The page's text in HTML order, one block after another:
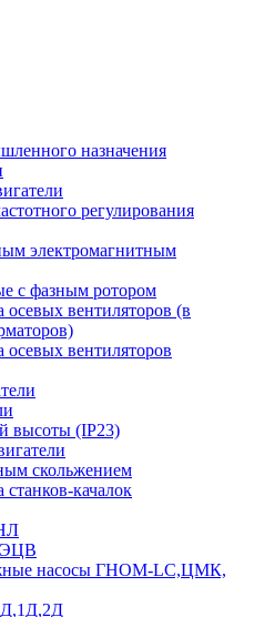
назначения
регулирования
электромагнитным
с фазным ротором
осевых вентиляторов (в
осевых вентиляторов
высоты (IP23)
скольжением
качалок
ЭЦВ
насосы ГНОМ-LC,ЦМК,
Д,1Д,2Д